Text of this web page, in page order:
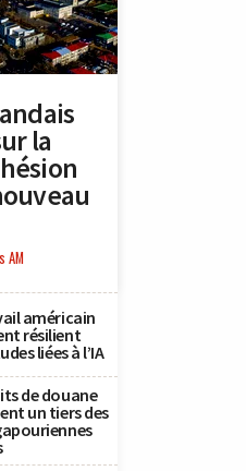
la
AM
américain
résilient
liées à l’IA
de douane
un tiers des